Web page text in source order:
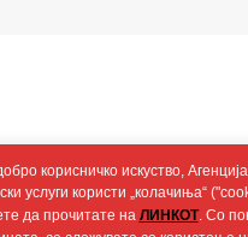
корисничко искуство,
услуги користи „колачиња“
да прочитате на ЛИНКОТ. Со